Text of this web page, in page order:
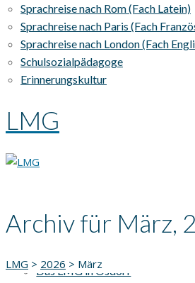
Sprachreise nach Rom (Fach Latein)
Sprachreise nach Paris (Fach
Sprachreise nach London (Fach
Schulsozialpädagoge
Erinnerungskultur
LMG
AKTUELLES
Das LMG in Osdorf
Archiv für März,
LMG > 2026 > März